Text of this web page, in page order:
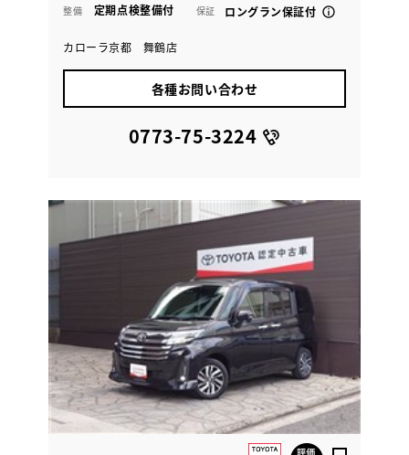
整備 定期点検整備付 保証 ロングラン保証付
カローラ京都 舞鶴店
各種お問い合わせ
0773-75-3224